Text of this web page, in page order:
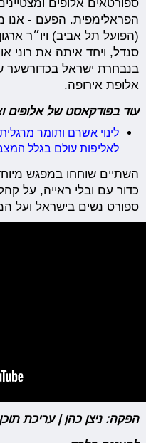
ספורטאים אלופים
הפראלימפית. הפעם - אנו
(הפועל תל אביב) ויו״ר
סנדל, ויחד איתה את רוני
בנבחרת ישראל בכדורשער
אלופת אירופה.
עוד בפודקאסט של אלופים
לינוי אשרם ותומר
לאליפות עולם בגלל
השתיים שוחחו במפגש
כדור עם ובלי ראייה, על
ספורט נשים בישראל ועל
הפקה: ניצן כהן | עריכת